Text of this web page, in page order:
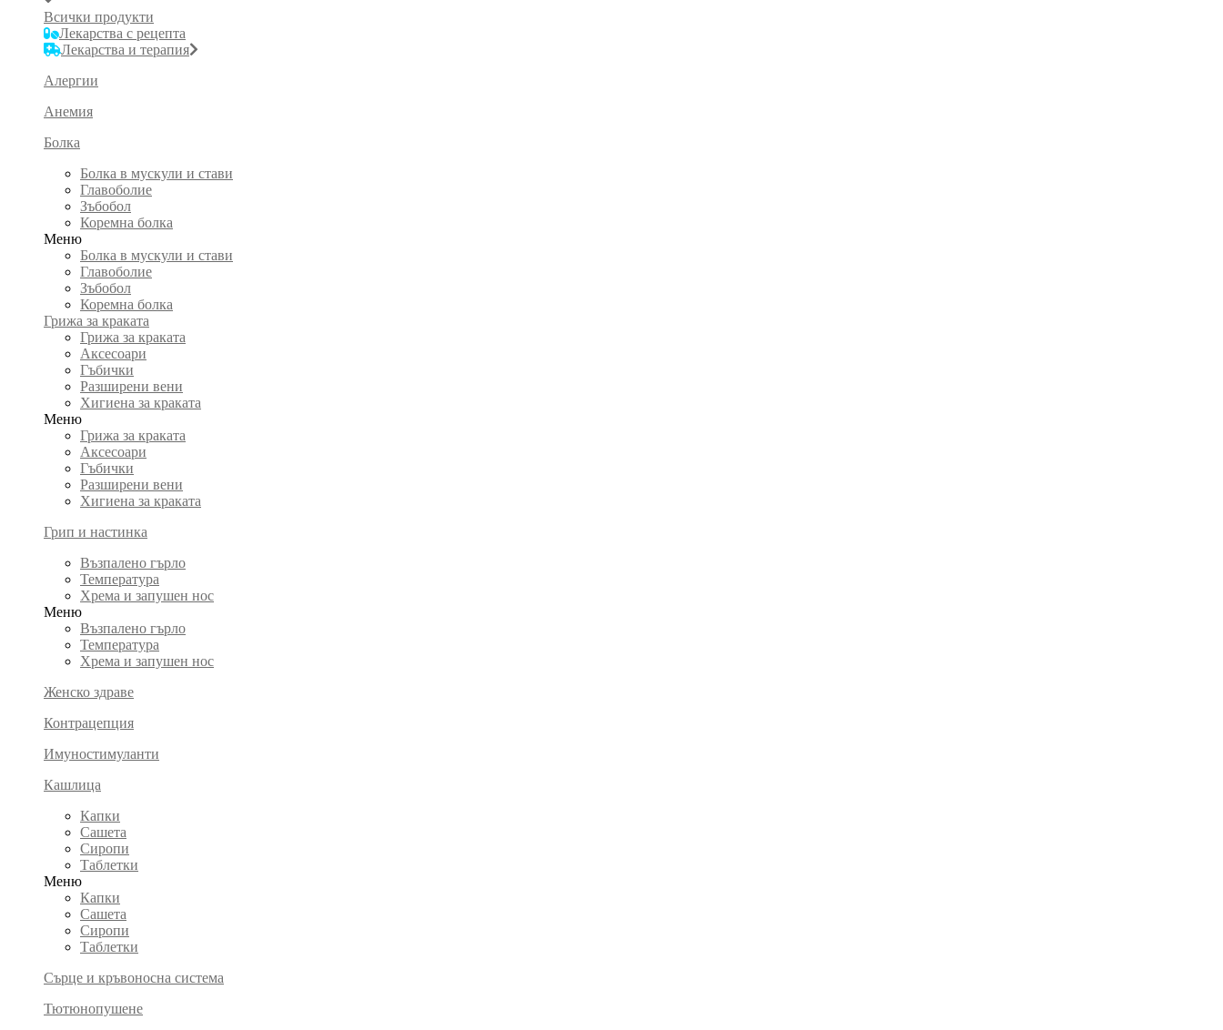
Всички продукти
Лекарства с рецепта
Лекарства и терапия
Алергии
Анемия
Болка
Болка в мускули и стави
Главоболие
Зъбобол
Коремна болка
Меню
Болка в мускули и стави
Главоболие
Зъбобол
Коремна болка
Грижа за краката
Грижа за краката
Аксесоари
Гъбички
Разширени вени
Хигиена за краката
Меню
Грижа за краката
Аксесоари
Гъбички
Разширени вени
Хигиена за краката
Грип и настинка
Възпалено гърло
Температура
Хрема и запушен нос
Меню
Възпалено гърло
Температура
Хрема и запушен нос
Женско здраве
Контрацепция
Имуностимуланти
Кашлица
Капки
Сашета
Сиропи
Таблетки
Меню
Капки
Сашета
Сиропи
Таблетки
Сърце и кръвоносна система
Тютюнопушене